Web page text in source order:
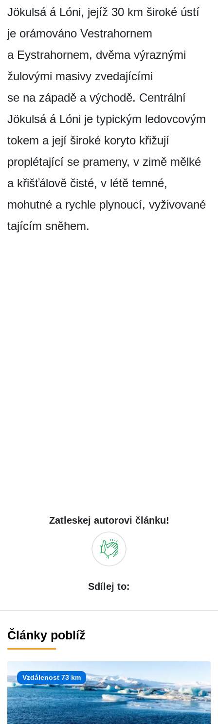
Jökulsá á Lóni, jejíž 30 km široké ústí
je orámováno Vestrahornem
a Eystrahornem, dvěma výraznými
žulovými masivy zvedajícími
se na západě a východě. Centrální
Jökulsá á Lóni je typickým ledovcovým
tokem a její široké koryto křižují
proplétající se prameny, v zimě mělké
a křišťálově čisté, v létě temné,
mohutné a rychle plynoucí, vyživované
tajícím sněhem.
Zatleskej autorovi článku!
Sdílej to:
Články poblíž
Vzdálenost 73 km